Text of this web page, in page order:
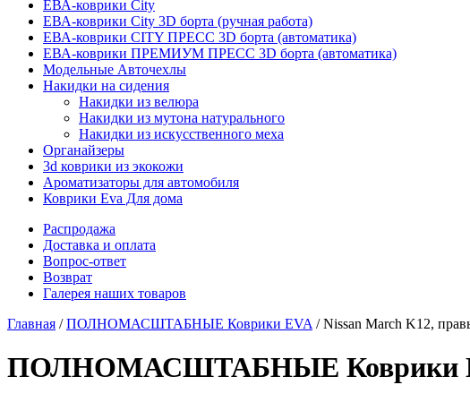
ЕВА-коврики City
ЕВА-коврики City 3D борта (ручная работа)
ЕВА-коврики CITY ПРЕСС 3D борта (автоматика)
ЕВА-коврики ПРЕМИУМ ПРЕСС 3D борта (автоматика)
Модельные Авточехлы
Накидки на сидения
Накидки из велюра
Накидки из мутона натурального
Накидки из искусственного меха
Органайзеры
3d коврики из экокожи
Ароматизаторы для автомобиля
Коврики Eva Для дома
Распродажа
Доставка и оплата
Вопрос-ответ
Возврат
Галерея наших товаров
Главная /ПОЛНОМАСШТАБНЫЕ Коврики EVA / Nissan March K12,
ПОЛНОМАСШТАБНЫЕ Коврики